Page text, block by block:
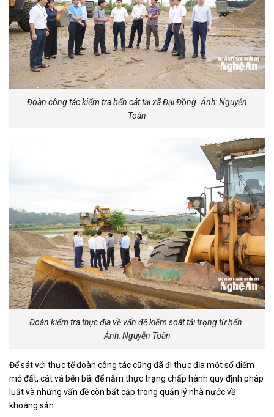
Đoàn công tác kiểm tra bến cát tại xã Đại Đồng. Ảnh: Nguyễn
Toàn
Đoàn kiểm tra thực địa về vấn đề kiểm soát tải trọng từ bến.
Ảnh: Nguyễn Toàn
Để sát với thực tế đoàn công tác cũng đã đi thực địa một số điểm
mỏ đất, cát và bến bãi để nắm thực trạng chấp hành quy định pháp
luật và những vấn đề còn bất cập trong quản lý nhà nước về
khoáng sản.